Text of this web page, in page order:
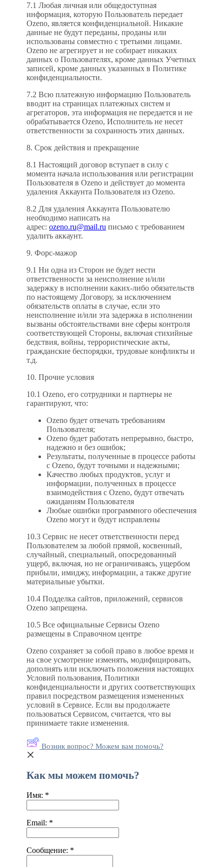
7.1 Любая личная или общедоступная
информация, которую Пользователь передает
Ozeno, является конфиденциальной. Никакие
данные не будут переданы, проданы или
использованы совместно с третьими лицами.
Ozeno не агрегирует и не собирает никаких
данных о Пользователях, кроме данных Учетных
записей, кроме данных указанных в Политике
конфиденциальности.
7.2 Всю платежную информацию Пользователь
вводит на страницах платежных систем и
агрегаторов, эта информация не передается и не
обрабатывается Ozeno, Исполнитель не несет
ответственности за сохранность этих данных.
8. Срок действия и прекращение
8.1 Настоящий договор вступает в силу с
момента начала использования или регистрации
Пользователя в Ozeno и действует до момента
удаления Аккаунта Пользователя из Ozeno.
8.2 Для удаления Аккаунта Пользователю
необходимо написать на
адрес: ozeno.ru@mail.ru письмо с требованием
удалить аккаунт.
9. Форс-мажор
9.1 Ни одна из Сторон не будет нести
ответственности за неисполнение и/или
задержку в исполнении каких-либо обязательств
по настоящему Договору, за исключением
обязательств оплаты в случае, если это
неисполнение и/или эта задержка в исполнении
вызваны обстоятельствами вне сферы контроля
соответствующей Стороны, включая стихийные
бедствия, войны, террористические акты,
гражданские беспорядки, трудовые конфликты и
т.д.
10. Прочие условия
10.1 Ozeno, его сотрудники и партнеры не
гарантируют, что:
Ozeno будет отвечать требованиям
Пользователя;
Ozeno будет работать непрерывно, быстро,
надежно и без ошибок;
Результаты, полученные в процессе работы
с Ozeno, будут точными и надежными;
Качество любых продуктов, услуг и
информации, полученных в процессе
взаимодействия с Ozeno, будут отвечать
ожиданиям Пользователя
Любые ошибки программного обеспечения
Ozeno могут и будут исправлены
10.3 Сервис не несет ответственности перед
Пользователем за любой прямой, косвенный,
случайный, специальный, опосредованный
ущерб, включая, но не ограничиваясь, ущербом
прибыли, имиджу, информации, а также другие
материальные убытки.
10.4 Подделка сайтов, приложений, сервисов
Ozeno запрещена.
10.5 Все официальные Сервисы Ozeno
размещены в Справочном центре
Ozeno сохраняет за собой право в любое время и
на свое усмотрение изменять, модифицировать,
дополнять или исключать положения настоящих
Условий пользования, Политики
конфиденциальности и других соответствующих
правил посредством размещения измененных
условий в Сервисе. Если вы продолжаете
пользоваться Сервисом, считается, что вы
принимаете такие изменения.
Возник вопрос? Можем вам помочь?
Как мы можем помочь?
Имя: *
Email: *
Сообщение: *